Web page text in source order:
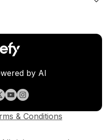
by AI
& Conditions